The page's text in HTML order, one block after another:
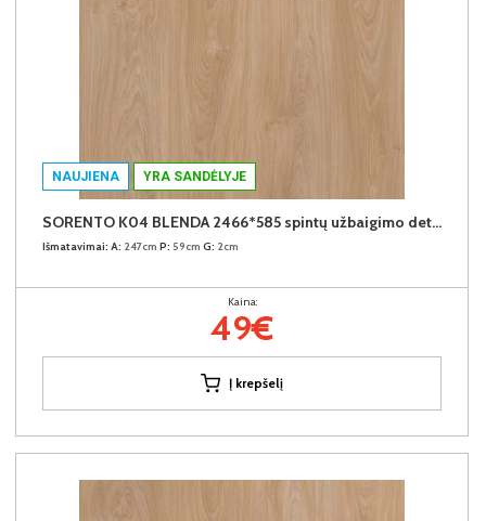
NAUJIENA YRA SANDĖLYJE
SORENTO K04 BLENDA 2466*585 spintų užbaigimo detalė (Puccini)
Išmatavimai: A: 247cm P: 59cm G: 2cm
Kaina:
49€
Į krepšelį